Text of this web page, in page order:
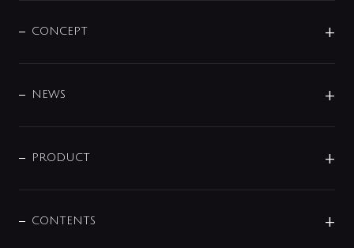
CONCEPT
DESIGN
NEWS
商品に関して
その他
PRODUCT
センサー・タッチ水栓
CONTENTS